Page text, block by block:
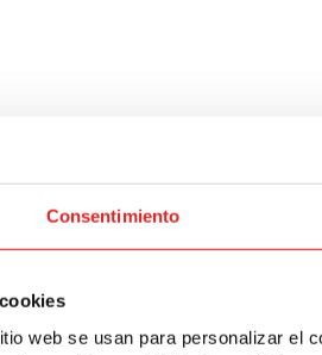
Consentimiento
web se usan para personalizar el